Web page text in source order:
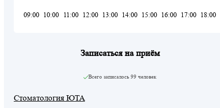
09:00 10:00 11:00 12:00 13:00 14:00 15:00 16:00 17:00 18:00
Записаться на приём
Всего записалось 99 человек
Стоматология ЮТА